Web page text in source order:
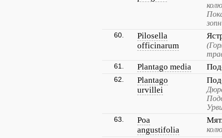
60.
Pilosella
officinarum
61. Plantago media
62.
Plantago
urvillei
63.
Poa
angustifolia